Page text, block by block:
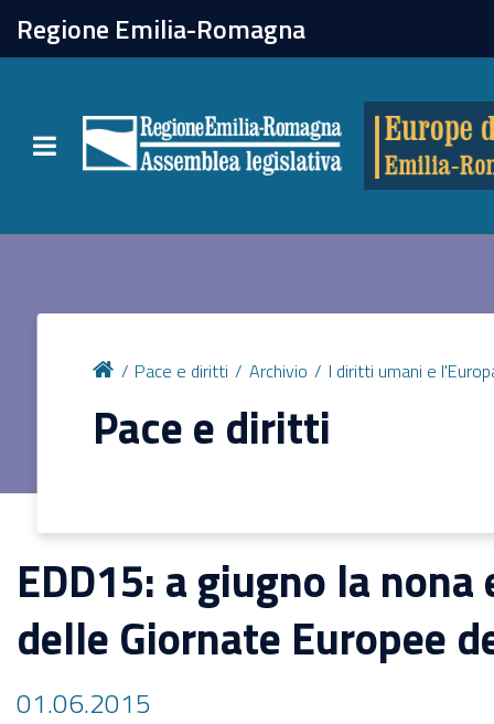
Regione Emilia-Romagna
Toggle navigation
chiudi
Attività
Formazione
Eventi
Tutte le notizie
Pace e diritti Archivio I diritti umani e
Pace e diritti
EDD15: a giugno la
delle Giornate Europee
01.06.2015